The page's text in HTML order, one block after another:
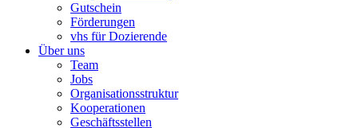
Gutschein
Förderungen
vhs für Dozierende
Über uns
Team
Jobs
Organisationsstruktur
Kooperationen
Geschäftsstellen